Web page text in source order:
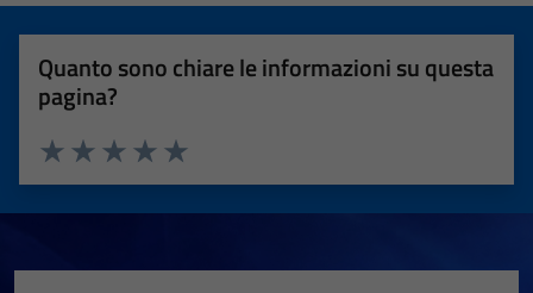
Quanto sono chiare le informazioni su questa
pagina?
Valuta 5 stelle su 5
Valuta 4 stelle su 5
Valuta 3 stelle su 5
Valuta 2 stelle su 5
Valuta 1 stelle su 5